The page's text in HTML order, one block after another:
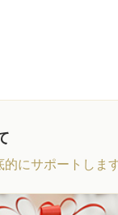
にサポートしま